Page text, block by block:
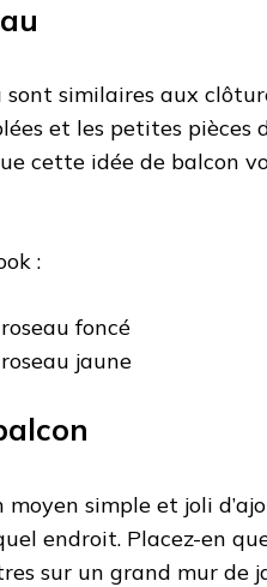
sont similaires aux
et les petites pièces
cette idée de balcon
:
foncé
jaune
moyen simple et joli
endroit. Placez-en
sur un grand mur de